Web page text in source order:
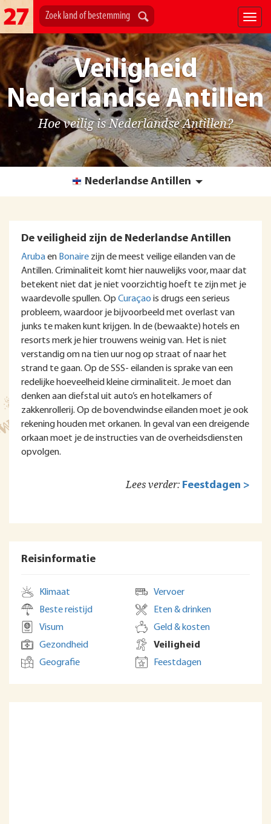
Veiligheid
Nederlandse Antillen
Hoe veilig is Nederlandse Antillen?
Nederlandse Antillen
De veiligheid zijn de Nederlandse Antillen
Arubaen Bonaire zijn de meest veilige eilanden van de
Antillen. Criminaliteit komt hier nauwelijks voor, maar dat
betekent niet dat je niet voorzichtig hoeft te zijn met je
waardevolle spullen. Op Curaçao is drugs een serieus
probleem, waardoor je bijvoorbeeld met overlast van
junks te maken kunt krijgen. In de (bewaakte) hotels en
resorts merk je hier trouwens weinig van. Het is niet
verstandig om na tien uur nog op straat of naar het
strand te gaan. Op de SSS- eilanden is sprake van een
redelijke hoeveelheid kleine cirminaliteit. Je moet dan
denken aan diefstal uit auto’s en hotelkamers of
zakkenrollerij. Op de bovendwindse eilanden moet je ook
rekening houden met orkanen. In geval van een dreigende
orkaan moet je de instructies van de overheidsdiensten
opvolgen.
Lees verder: Feestdagen >
Reisinformatie
Klimaat
Beste reistijd
Visum
Gezondheid
Geografie
Vervoer
Eten & drinken
Geld & kosten
Veiligheid
Feestdagen